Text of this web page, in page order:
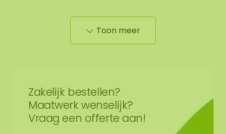
Eigenschappen moscirkels:
Het toegepaste mos is een 100% natuur product
(geïmpregneerd), zeer kleur vast, geen daglicht
nodig, vuil afstotend (antistatisch) en omdat het
mos niet meer leeft heeft het geen onderhoud
Toon meer
Zakelijk bestellen?
Maatwerk wenselijk?
Vraag een offerte aan!